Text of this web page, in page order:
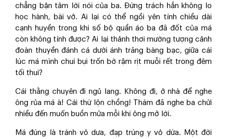
chẳng bận tâm lời nói của ba. Đừng trách hắn không lo
học hành, bài vở. Ai lại có thể ngồi yên tính chiều dài
cạnh huyền trong khi số bộ quần áo ba đã đốt của má
còn không tính được? Ai lại thảnh thơi mường tượng cảnh
đoàn thuyền đánh cá dưới ánh trăng bàng bạc, giữa cái
lúc má mình chui bụi trốn bờ rậm rịt muỗi rết trong đêm
tối thui?
Cái thằng chuyên đi ngủ lang. Không đi, ở nhà để nghe
ông rủa má à! Cái thứ lộn chồng! Thám đã nghe ba chửi
nhiều đến muốn buồn mửa mỗi khi ông mở lời.
Má đúng là tránh vỏ dưa, đạp trúng y vỏ dừa. Một đời